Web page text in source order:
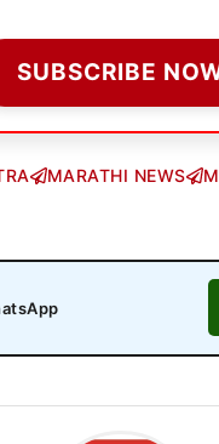
SUBSCRIBE
MARATHI NEWS